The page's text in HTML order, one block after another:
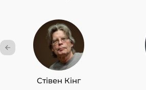
Стівен Кінг